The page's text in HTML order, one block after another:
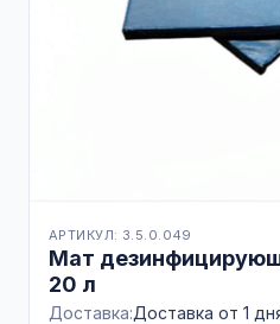
АРТИКУЛ: 3.5.0.049
Мат
20 л
Доставка:Доставка от 1